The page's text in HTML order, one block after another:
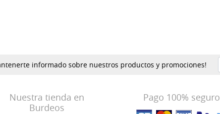
informado sobre nuestros productos y promociones!
Nuestra tienda en
Burdeos
Pago 100% seguro